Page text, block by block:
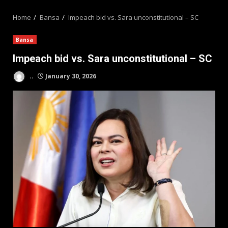
Home Bansa Impeach bid vs. Sara unconstitutional – SC
Bansa
Impeach bid vs. Sara unconstitutional – SC
.. January 30, 2026